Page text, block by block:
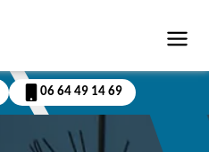
06 64 49 14 69